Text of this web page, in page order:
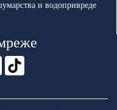
и водопривреде